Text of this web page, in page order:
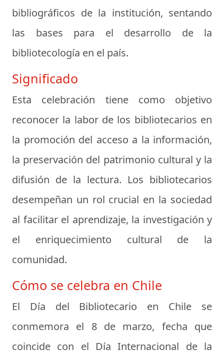
bibliográficos de la institución, sentando
las bases para el desarrollo de la
bibliotecología en el país.
Significado
Esta celebración tiene como objetivo
reconocer la labor de los bibliotecarios en
la promoción del acceso a la información,
la preservación del patrimonio cultural y la
difusión de la lectura. Los bibliotecarios
desempeñan un rol crucial en la sociedad
al facilitar el aprendizaje, la investigación y
el enriquecimiento cultural de la
comunidad.
Cómo se celebra en Chile
El Día del Bibliotecario en Chile se
conmemora el 8 de marzo, fecha que
coincide con el Día Internacional de la